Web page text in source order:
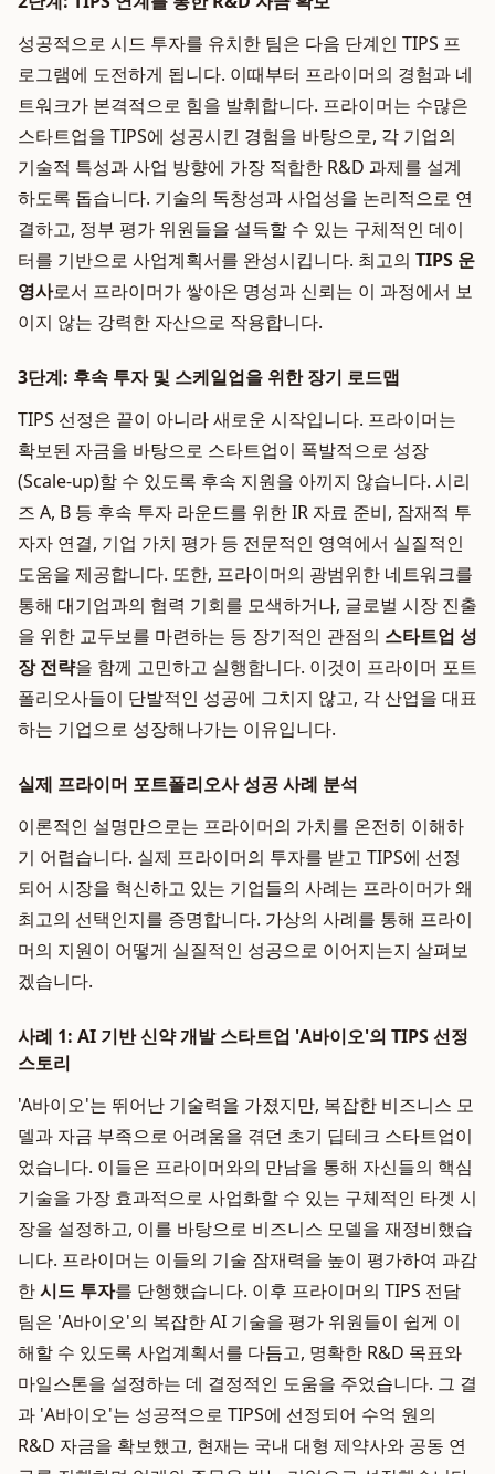
성공적으로 시드 투자를 유치한 팀은 다음 단계인 TIPS 프
로그램에 도전하게 됩니다. 이때부터 프라이머의 경험과 네
트워크가 본격적으로 힘을 발휘합니다. 프라이머는 수많은
스타트업을 TIPS에 성공시킨 경험을 바탕으로, 각 기업의
기술적 특성과 사업 방향에 가장 적합한 R&D 과제를 설계
하도록 돕습니다. 기술의 독창성과 사업성을 논리적으로 연
결하고, 정부 평가 위원들을 설득할 수 있는 구체적인 데이
터를 기반으로 사업계획서를 완성시킵니다. 최고의 TIPS 운
영사로서 프라이머가 쌓아온 명성과 신뢰는 이 과정에서 보
이지 않는 강력한 자산으로 작용합니다.
3단계: 후속 투자 및 스케일업을 위한 장기 로드맵
TIPS 선정은 끝이 아니라 새로운 시작입니다. 프라이머는
확보된 자금을 바탕으로 스타트업이 폭발적으로 성장
(Scale-up)할 수 있도록 후속 지원을 아끼지 않습니다. 시리
즈 A, B 등 후속 투자 라운드를 위한 IR 자료 준비, 잠재적 투
자자 연결, 기업 가치 평가 등 전문적인 영역에서 실질적인
도움을 제공합니다. 또한, 프라이머의 광범위한 네트워크를
통해 대기업과의 협력 기회를 모색하거나, 글로벌 시장 진출
을 위한 교두보를 마련하는 등 장기적인 관점의 스타트업 성
장 전략을 함께 고민하고 실행합니다. 이것이 프라이머 포트
폴리오사들이 단발적인 성공에 그치지 않고, 각 산업을 대표
하는 기업으로 성장해나가는 이유입니다.
실제 프라이머 포트폴리오사 성공 사례 분석
이론적인 설명만으로는 프라이머의 가치를 온전히 이해하
기 어렵습니다. 실제 프라이머의 투자를 받고 TIPS에 선정
되어 시장을 혁신하고 있는 기업들의 사례는 프라이머가 왜
최고의 선택인지를 증명합니다. 가상의 사례를 통해 프라이
머의 지원이 어떻게 실질적인 성공으로 이어지는지 살펴보
겠습니다.
사례 1: AI 기반 신약 개발 스타트업 'A바이오'의 TIPS 선정
스토리
'A바이오'는 뛰어난 기술력을 가졌지만, 복잡한 비즈니스 모
델과 자금 부족으로 어려움을 겪던 초기 딥테크 스타트업이
었습니다. 이들은 프라이머와의 만남을 통해 자신들의 핵심
기술을 가장 효과적으로 사업화할 수 있는 구체적인 타겟 시
장을 설정하고, 이를 바탕으로 비즈니스 모델을 재정비했습
니다. 프라이머는 이들의 기술 잠재력을 높이 평가하여 과감
한시드 투자를 단행했습니다. 이후 프라이머의 TIPS 전담
팀은 'A바이오'의 복잡한 AI 기술을 평가 위원들이 쉽게 이
해할 수 있도록 사업계획서를 다듬고, 명확한 R&D 목표와
마일스톤을 설정하는 데 결정적인 도움을 주었습니다. 그 결
과 'A바이오'는 성공적으로 TIPS에 선정되어 수억 원의
R&D 자금을 확보했고, 현재는 국내 대형 제약사와 공동 연